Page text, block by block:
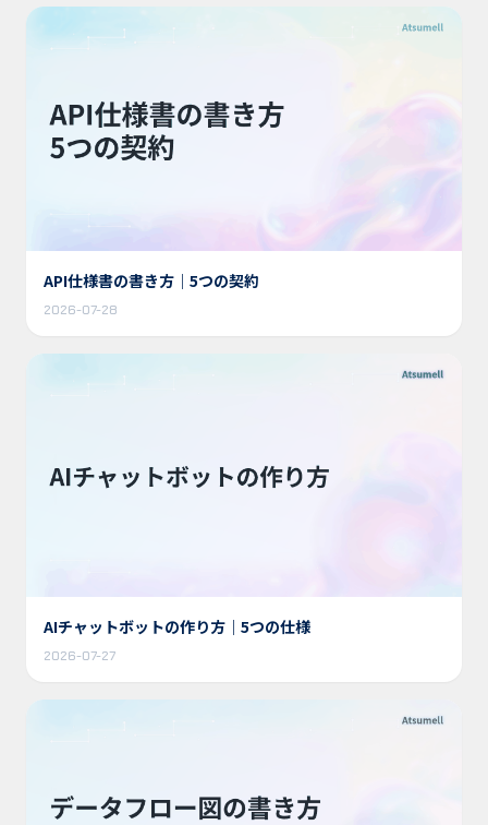
API仕様書の書き方｜5つの契約
2026-07-28
AIチャットボットの作り方｜5つの仕様
2026-07-27